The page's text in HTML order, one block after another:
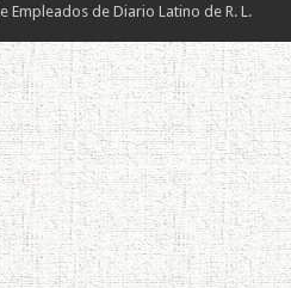
Empleados de Diario Latino de R. L.